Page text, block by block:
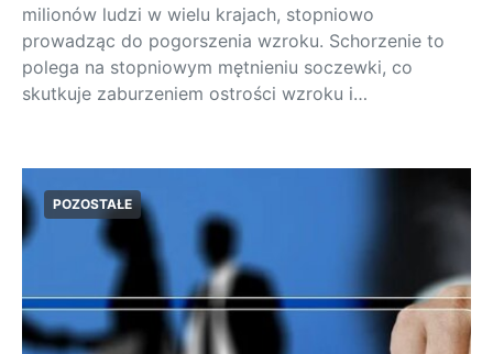
milionów ludzi w wielu krajach, stopniowo
prowadząc do pogorszenia wzroku. Schorzenie to
polega na stopniowym mętnieniu soczewki, co
skutkuje zaburzeniem ostrości wzroku i…
POZOSTAŁE